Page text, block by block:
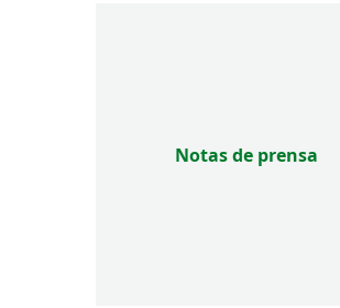
Notas de prensa